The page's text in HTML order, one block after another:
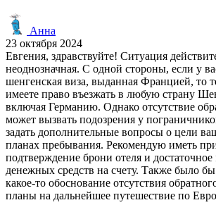
Анна
23 октября 2024
Евгения, здравствуйте! Ситуация
неоднозначная. С одной стороны, если у
шенгенская виза, выданная Францией, то
имеете право въезжать в любую страну
включая Германию. Однако отсутствие
может вызвать подозрения у
задать дополнительные вопросы о цели
планах пребывания. Рекомендую иметь
подтверждение брони отеля и достаточное
денежных средств на счету. Также было
какое-то обоснование отсутствия
планы на дальнейшее путешествие по